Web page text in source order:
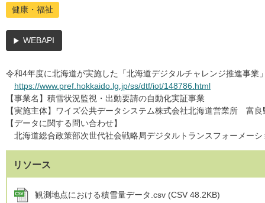
健康・福祉
WEBAPI
令和4年度に北海道が実施した「北海道デジタルチャレンジ推進事業
https://www.pref.hokkaido.lg.jp/ss/dtf/iot/148786.html
【事業名】積雪状況監視・出動要請の自動化実証事業
【実施主体】ワイズ公共データシステム株式会社北海道営業所 富良
【データに関する問い合わせ】
北海道総合政策部次世代社会戦略局デジタルトランスフォーメーシ
リソース
観測地点における積雪量データ.csv (CSV 48.2KB)